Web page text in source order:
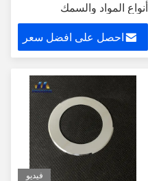
أنواع المواد والسمك
احصل على افضل سعر
فيديو